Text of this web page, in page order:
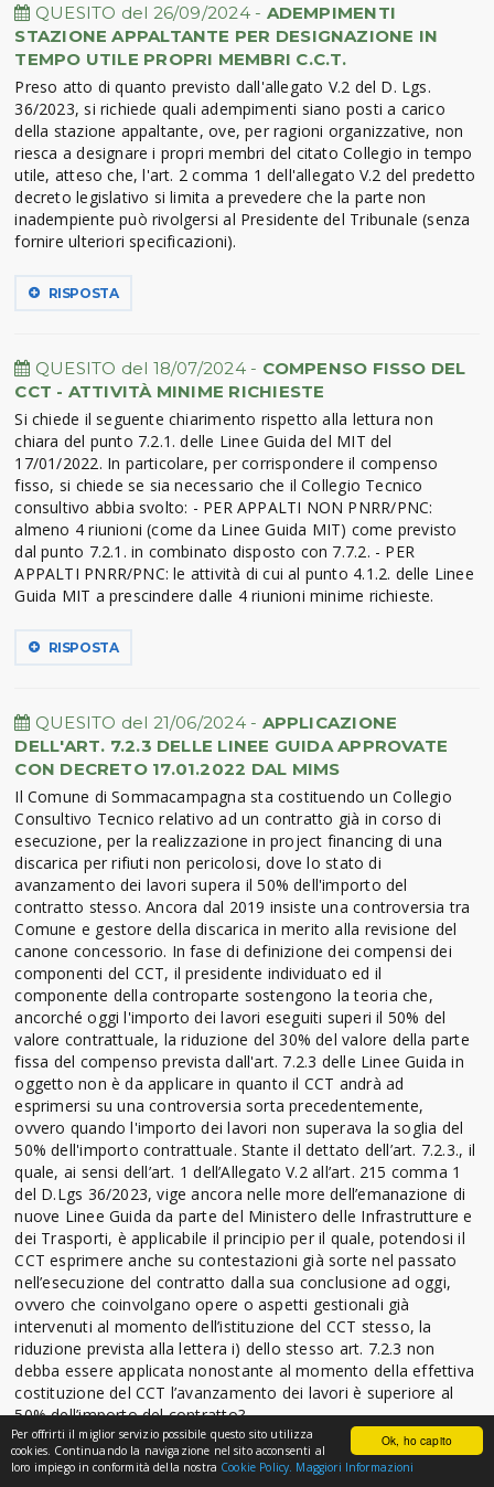
Ok, ho capito
Per offrirti il miglior servizio possibile questo sito utilizza
cookies. Continuando la navigazione nel sito acconsenti al
loro impiego in conformità della nostra Cookie Policy. Maggiori Informazioni
QUESITO del 26/09/2024 - ADEMPIMENTI
STAZIONE APPALTANTE PER DESIGNAZIONE IN
TEMPO UTILE PROPRI MEMBRI C.C.T.
Preso atto di quanto previsto dall'allegato V.2 del D. Lgs.
36/2023, si richiede quali adempimenti siano posti a carico
della stazione appaltante, ove, per ragioni organizzative, non
riesca a designare i propri membri del citato Collegio in tempo
utile, atteso che, l'art. 2 comma 1 dell'allegato V.2 del predetto
decreto legislativo si limita a prevedere che la parte non
inadempiente può rivolgersi al Presidente del Tribunale (senza
fornire ulteriori specificazioni).
RISPOSTA
QUESITO del 18/07/2024 - COMPENSO FISSO DEL
CCT - ATTIVITÀ MINIME RICHIESTE
Si chiede il seguente chiarimento rispetto alla lettura non
chiara del punto 7.2.1. delle Linee Guida del MIT del
17/01/2022. In particolare, per corrispondere il compenso
fisso, si chiede se sia necessario che il Collegio Tecnico
consultivo abbia svolto: - PER APPALTI NON PNRR/PNC:
almeno 4 riunioni (come da Linee Guida MIT) come previsto
dal punto 7.2.1. in combinato disposto con 7.7.2. - PER
APPALTI PNRR/PNC: le attività di cui al punto 4.1.2. delle Linee
Guida MIT a prescindere dalle 4 riunioni minime richieste.
RISPOSTA
QUESITO del 21/06/2024 - APPLICAZIONE
DELL'ART. 7.2.3 DELLE LINEE GUIDA APPROVATE
CON DECRETO 17.01.2022 DAL MIMS
Il Comune di Sommacampagna sta costituendo un Collegio
Consultivo Tecnico relativo ad un contratto già in corso di
esecuzione, per la realizzazione in project financing di una
discarica per rifiuti non pericolosi, dove lo stato di
avanzamento dei lavori supera il 50% dell'importo del
contratto stesso. Ancora dal 2019 insiste una controversia tra
Comune e gestore della discarica in merito alla revisione del
canone concessorio. In fase di definizione dei compensi dei
componenti del CCT, il presidente individuato ed il
componente della controparte sostengono la teoria che,
ancorché oggi l'importo dei lavori eseguiti superi il 50% del
valore contrattuale, la riduzione del 30% del valore della parte
fissa del compenso prevista dall'art. 7.2.3 delle Linee Guida in
oggetto non è da applicare in quanto il CCT andrà ad
esprimersi su una controversia sorta precedentemente,
ovvero quando l'importo dei lavori non superava la soglia del
50% dell'importo contrattuale. Stante il dettato dell’art. 7.2.3., il
quale, ai sensi dell’art. 1 dell’Allegato V.2 all’art. 215 comma 1
del D.Lgs 36/2023, vige ancora nelle more dell’emanazione di
nuove Linee Guida da parte del Ministero delle Infrastrutture e
dei Trasporti, è applicabile il principio per il quale, potendosi il
CCT esprimere anche su contestazioni già sorte nel passato
nell’esecuzione del contratto dalla sua conclusione ad oggi,
ovvero che coinvolgano opere o aspetti gestionali già
intervenuti al momento dell’istituzione del CCT stesso, la
riduzione prevista alla lettera i) dello stesso art. 7.2.3 non
debba essere applicata nonostante al momento della effettiva
costituzione del CCT l’avanzamento dei lavori è superiore al
50% dell’importo del contratto?
RISPOSTA